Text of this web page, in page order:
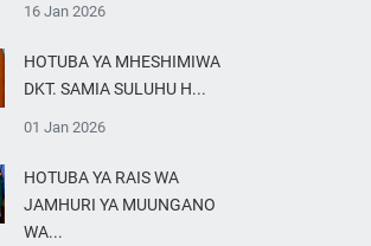
16 Jan 2026
HOTUBA YA MHESHIMIWA
DKT. SAMIA SULUHU H...
01 Jan 2026
HOTUBA YA RAIS WA
JAMHURI YA MUUNGANO
WA...